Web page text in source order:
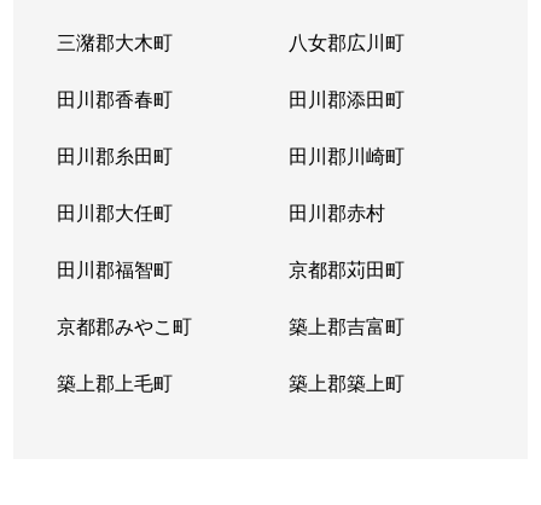
三潴郡大木町 八女郡広川町
田川郡香春町 田川郡添田町
田川郡糸田町 田川郡川崎町
田川郡大任町 田川郡赤村
田川郡福智町 京都郡苅田町
京都郡みやこ町 築上郡吉富町
築上郡上毛町 築上郡築上町